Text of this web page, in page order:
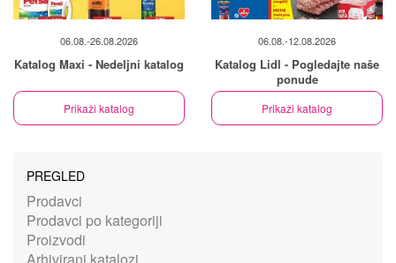
06.08.-26.08.2026
Katalog Maxi - Nedeljni katalog
Prikaži katalog
06.08.-12.08.2026
Katalog Lidl - Pogledajte naše
ponude
Prikaži katalog
PREGLED
Prodavci
Prodavci po kategoriji
Proizvodi
Arhivirani katalozi